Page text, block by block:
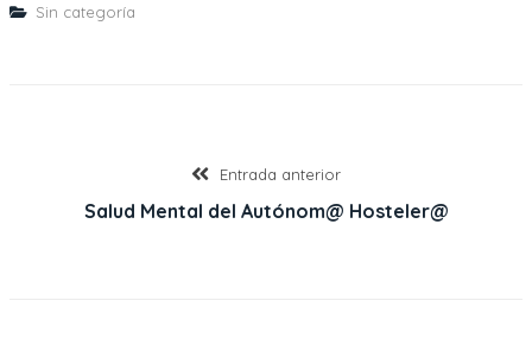
Sin categoría
Entrada anteriorEntrada
anterior:
Salud Mental del Autónom@ Hosteler@